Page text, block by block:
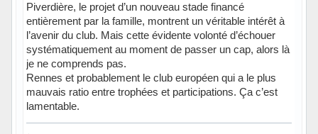
Piverdière, le projet d’un nouveau stade financé
entièrement par la famille, montrent un véritable intérêt à
l’avenir du club. Mais cette évidente volonté d’échouer
systématiquement au moment de passer un cap, alors là
je ne comprends pas.
Rennes et probablement le club européen qui a le plus
mauvais ratio entre trophées et participations. Ça c’est
lamentable.